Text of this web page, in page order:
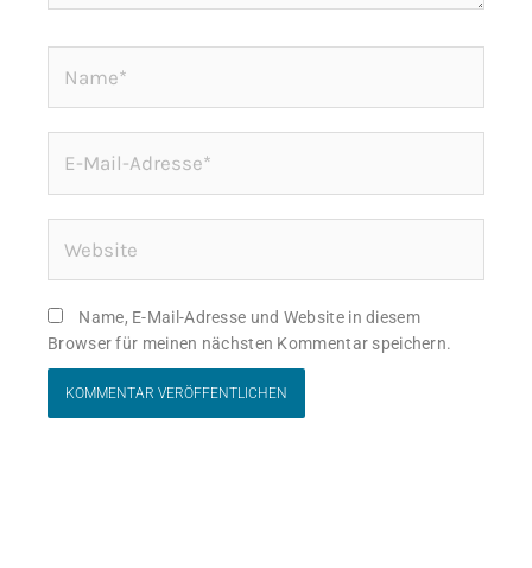
Mail-
Adresse*
Name, E-Mail-Adresse und Website in diesem
Browser für meinen nächsten Kommentar speichern.